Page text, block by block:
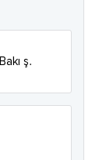
Bakı ş.